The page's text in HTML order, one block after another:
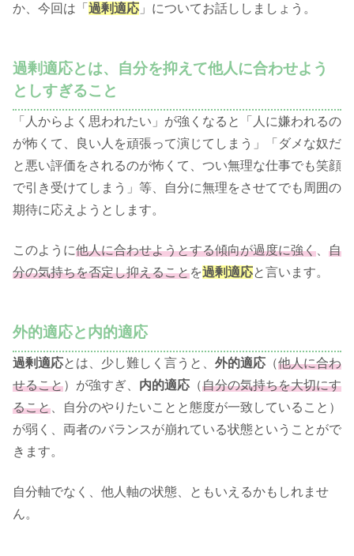
か、今回は「 過剰適応 」についてお話ししましょう。
過剰適応とは、自分を抑えて他人に合わせよう
としすぎること
「人からよく思われたい」が強くなると「人に嫌われるの
が怖くて、良い人を頑張って演じてしまう」「ダメな奴だ
と悪い評価をされるのが怖くて、つい無理な仕事でも笑顔
で引き受けてしまう」等、自分に無理をさせてでも周囲の
期待に応えようとします。
このように他人に合わせようとする傾向が過度に強く
自
分の気持ちを否定し抑えることを過剰適応と言います。
外的適応と内的適応
過剰適応とは、少し難しく言うと、 外的適応 （他人に合わ
せること）が強すぎ、 内的適応 （自分の気持ちを大切にす
ること 、自分のやりたいことと態度が一致していること）
が弱く、両者のバランスが崩れている状態ということがで
きます。
自分軸でなく、他人軸の状態、ともいえるかもしれませ
ん。